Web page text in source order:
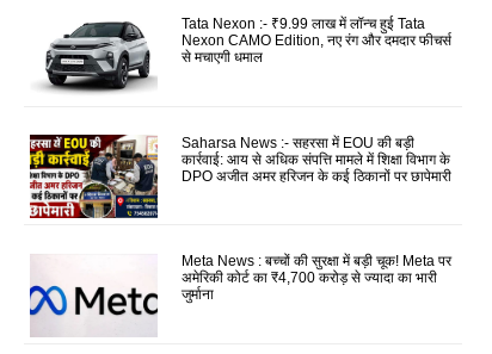
Tata Nexon :- ₹9.99 लाख में लॉन्च हुई Tata
Nexon CAMO Edition, नए रंग और दमदार फीचर्स
से मचाएगी धमाल
Saharsa News :- सहरसा में EOU की बड़ी
कार्रवाई: आय से अधिक संपत्ति मामले में शिक्षा विभाग के
DPO अजीत अमर हरिजन के कई ठिकानों पर छापेमारी
Meta News : बच्चों की सुरक्षा में बड़ी चूक! Meta पर
अमेरिकी कोर्ट का ₹4,700 करोड़ से ज्यादा का भारी
जुर्माना